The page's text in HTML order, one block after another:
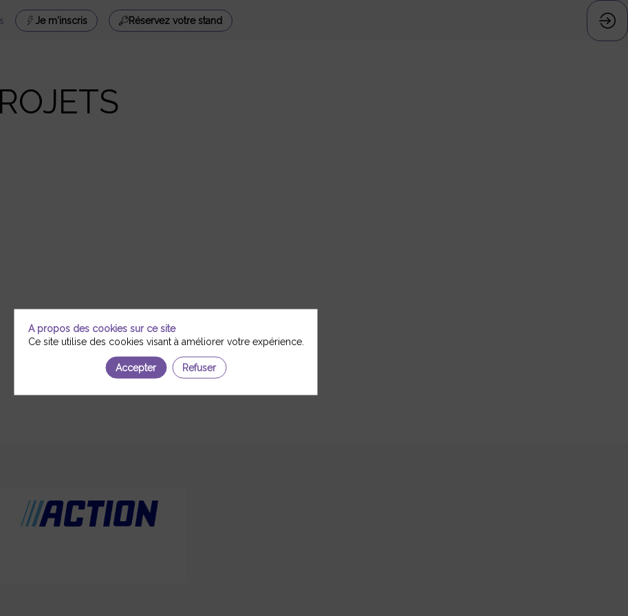
Je m'inscris Réservez votre stand
A propos des cookies sur ce site
Ce site utilise des cookies visant à améliorer votre expérience.
Accepter Refuser